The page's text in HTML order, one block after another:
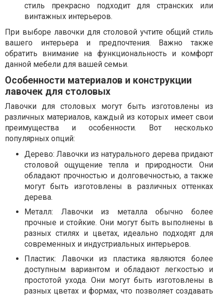
стиль прекрасно подходит для странских или
винтажных интерьеров.
При выборе лавочки для столовой учтите общий стиль
вашего интерьера и предпочтения. Важно также
обратить внимание на функциональность и комфорт
данной мебели для вашей семьи.
Особенности материалов и конструкции
лавочек для столовых
Лавочки для столовых могут быть изготовлены из
различных материалов, каждый из которых имеет свои
преимущества и особенности. Вот несколько
популярных опций:
Дерево: Лавочки из натурального дерева придают
столовой ощущение тепла и природности. Они
обладают прочностью и долговечностью, а также
могут быть изготовлены в различных оттенках
дерева.
Металл: Лавочки из металла обычно более
прочные и стойкие. Они могут быть выполнены в
разных стилях и цветах, идеально подходят для
современных и индустриальных интерьеров.
Пластик: Лавочки из пластика являются более
доступным вариантом и обладают легкостью и
простотой ухода. Они могут быть изготовлены в
разных цветах и формах, что позволяет создавать